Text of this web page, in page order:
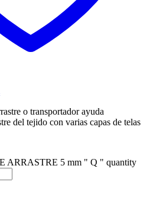
o transportador ayuda
del tejido con varias capas de telas
ARRASTRE 5 mm " Q " quantity